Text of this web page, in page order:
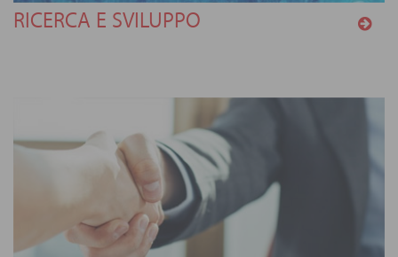
RICERCA E SVILUPPO